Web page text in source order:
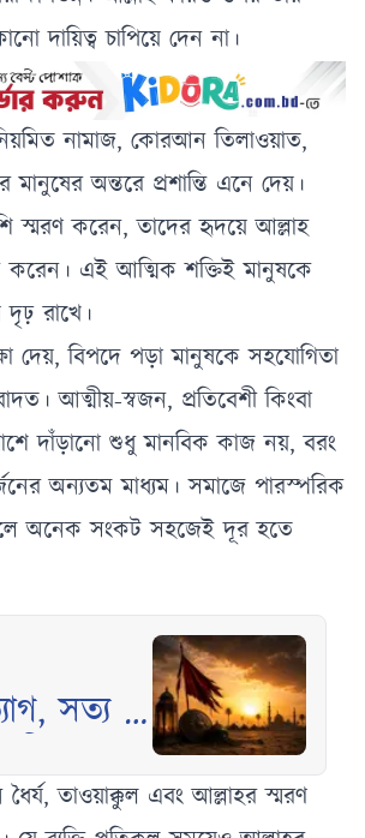
দায়িত্ব চাপিয়ে দেন না।
নিয়মিত নামাজ, কোরআন তিলাওয়াত,
মানুষের অন্তরে প্রশান্তি এনে দেয়।
স্মরণ করেন, তাদের হৃদয়ে আল্লাহ
করেন। এই আত্মিক শক্তিই মানুষকে
রাখে।
দেয়, বিপদে পড়া মানুষকে সহযোগিতা
আত্মীয়-স্বজন, প্রতিবেশী কিংবা
দাঁড়ানো শুধু মানবিক কাজ নয়, বরং
অন্যতম মাধ্যম। সমাজে পারস্পরিক
অনেক সংকট সহজেই দূর হতে
সত্য ও
তাওয়াক্কুল এবং আল্লাহর স্মরণ